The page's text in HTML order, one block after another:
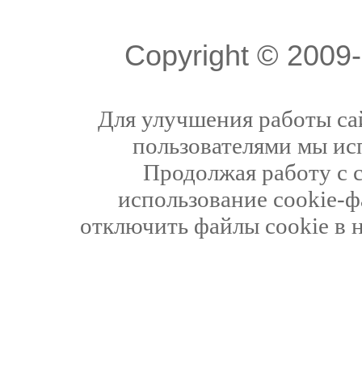
Copyright ©
Для улучшения работы
пользователями мы
Продолжая работу с
использование cookie-
отключить файлы cookie в